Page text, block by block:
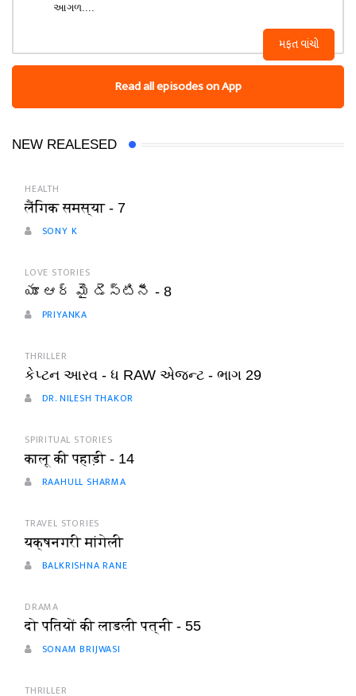
મફત વાંચો
આગળ....
Read all episodes on App
NEW REALESED
HEALTH
लैंगिक समस्या - 7
SONY K
LOVE STORIES
యూ ఆర్ మై డెస్టినీ - 8
PRIYANKA
THRILLER
કેપ્ટન આરવ - ધ RAW એજન્ટ - ભાગ 29
DR. NILESH THAKOR
SPIRITUAL STORIES
कालू की पहाड़ी - 14
RAAHULL SHARMA
TRAVEL STORIES
यक्षनगरी मांगेली
BALKRISHNA RANE
DRAMA
दो पतियों की लाडली पत्नी - 55
SONAM BRIJWASI
THRILLER